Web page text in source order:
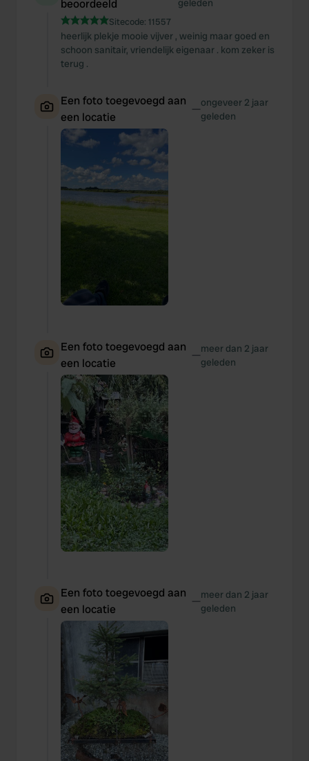
beoordeeld geleden
Sitecode: 11557
heerlijk plekje mooie vijver , weinig maar goed en
schoon sanitair, vriendelijk eigenaar . kom zeker is
terug .
Een foto toegevoegd aan
een locatie
—ongeveer 2 jaar
geleden
Een foto toegevoegd aan
een locatie
—meer dan 2 jaar
geleden
Een foto toegevoegd aan
een locatie
—meer dan 2 jaar
geleden